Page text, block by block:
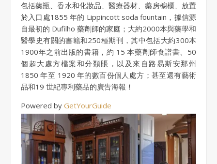
包括藥瓶、香水和化妝品、醫療器材、藥房櫥櫃、放置
於入口處1855 年的 Lippincott soda fountain，據信源
自最初的 Dufilho 藥劑師的家庭；大約2000本與藥學和
醫學史有關的書籍和250種期刊，其中包括大約300本
1900年之前出版的書籍，約 15 本藥劑師食譜書、50
個超大處方檔案和分類賬，以及來自路易斯安那州
1850 年至 1920 年的數百份個人處方；甚至還有藝術
品和19 世紀專利藥品的廣告海報！
Powered by GetYourGuide